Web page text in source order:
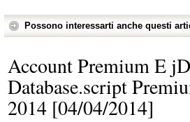
Possono interessarti anche questi
Account Premium E
Database.script
2014 [04/04/2014]